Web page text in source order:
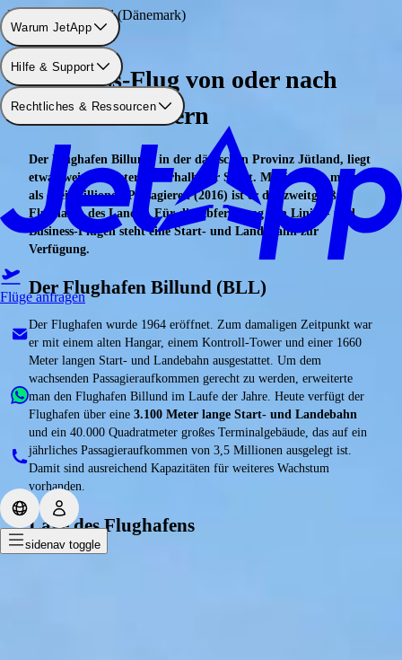
Warum JetApp
Hilfe & Support
Rechtliches & Ressourcen
Flüge anfragen
sidenav toggle
Flughafen: Billund (Dänemark)
Business-Flug von oder nach
Billund chartern
Der Flughafen Billund, in der dänischen Provinz Jütland, liegt
etwa zwei Kilometer außerhalb der Stadt. Mit jährlich mehr
als drei Millionen Passagieren (2016) ist er der zweitgrößte
Flughafen des Landes. Für die Abfertigung von Linien- und
Business-Flügen steht eine Start- und Landebahn zur
Verfügung.
Der Flughafen Billund (BLL)
Der Flughafen wurde 1964 eröffnet. Zum damaligen Zeitpunkt war
er mit einem alten Hangar, einem Kontroll-Tower und einer 1660
Meter langen Start- und Landebahn ausgestattet. Um dem
wachsenden Passagieraufkommen gerecht zu werden, erweiterte
man den Flughafen Billund im Laufe der Jahre. Heute verfügt der
Flughafen über eine 3.100 Meter lange Start- und Landebahn
und ein 40.000 Quadratmeter großes Terminalgebäude, das auf ein
jährliches Passagieraufkommen von 3,5 Millionen ausgelegt ist.
Damit sind ausreichend Kapazitäten für weiteres Wachstum
vorhanden.
Lage des Flughafens